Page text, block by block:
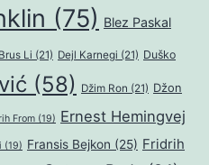
(75) Blez Paskal
Brus Li (21) Dejl Karnegi (21) Duško
(58) Džim Ron (21) Džon
From (19) Ernest Hemingvej
(19) Fransis Bejkon (25) Fridrih